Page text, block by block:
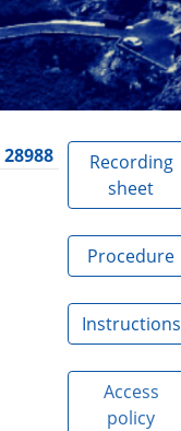
28988
Recording
sheet
Procedure
Instructions
Access
policy